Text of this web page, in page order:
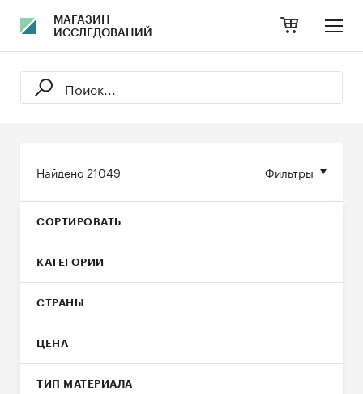
МАГАЗИН
ИССЛЕДОВАНИЙ
Фильтры
Найдено21049
СОРТИРОВАТЬ
КАТЕГОРИИ
СТРАНЫ
ЦЕНА
ТИП МАТЕРИАЛА